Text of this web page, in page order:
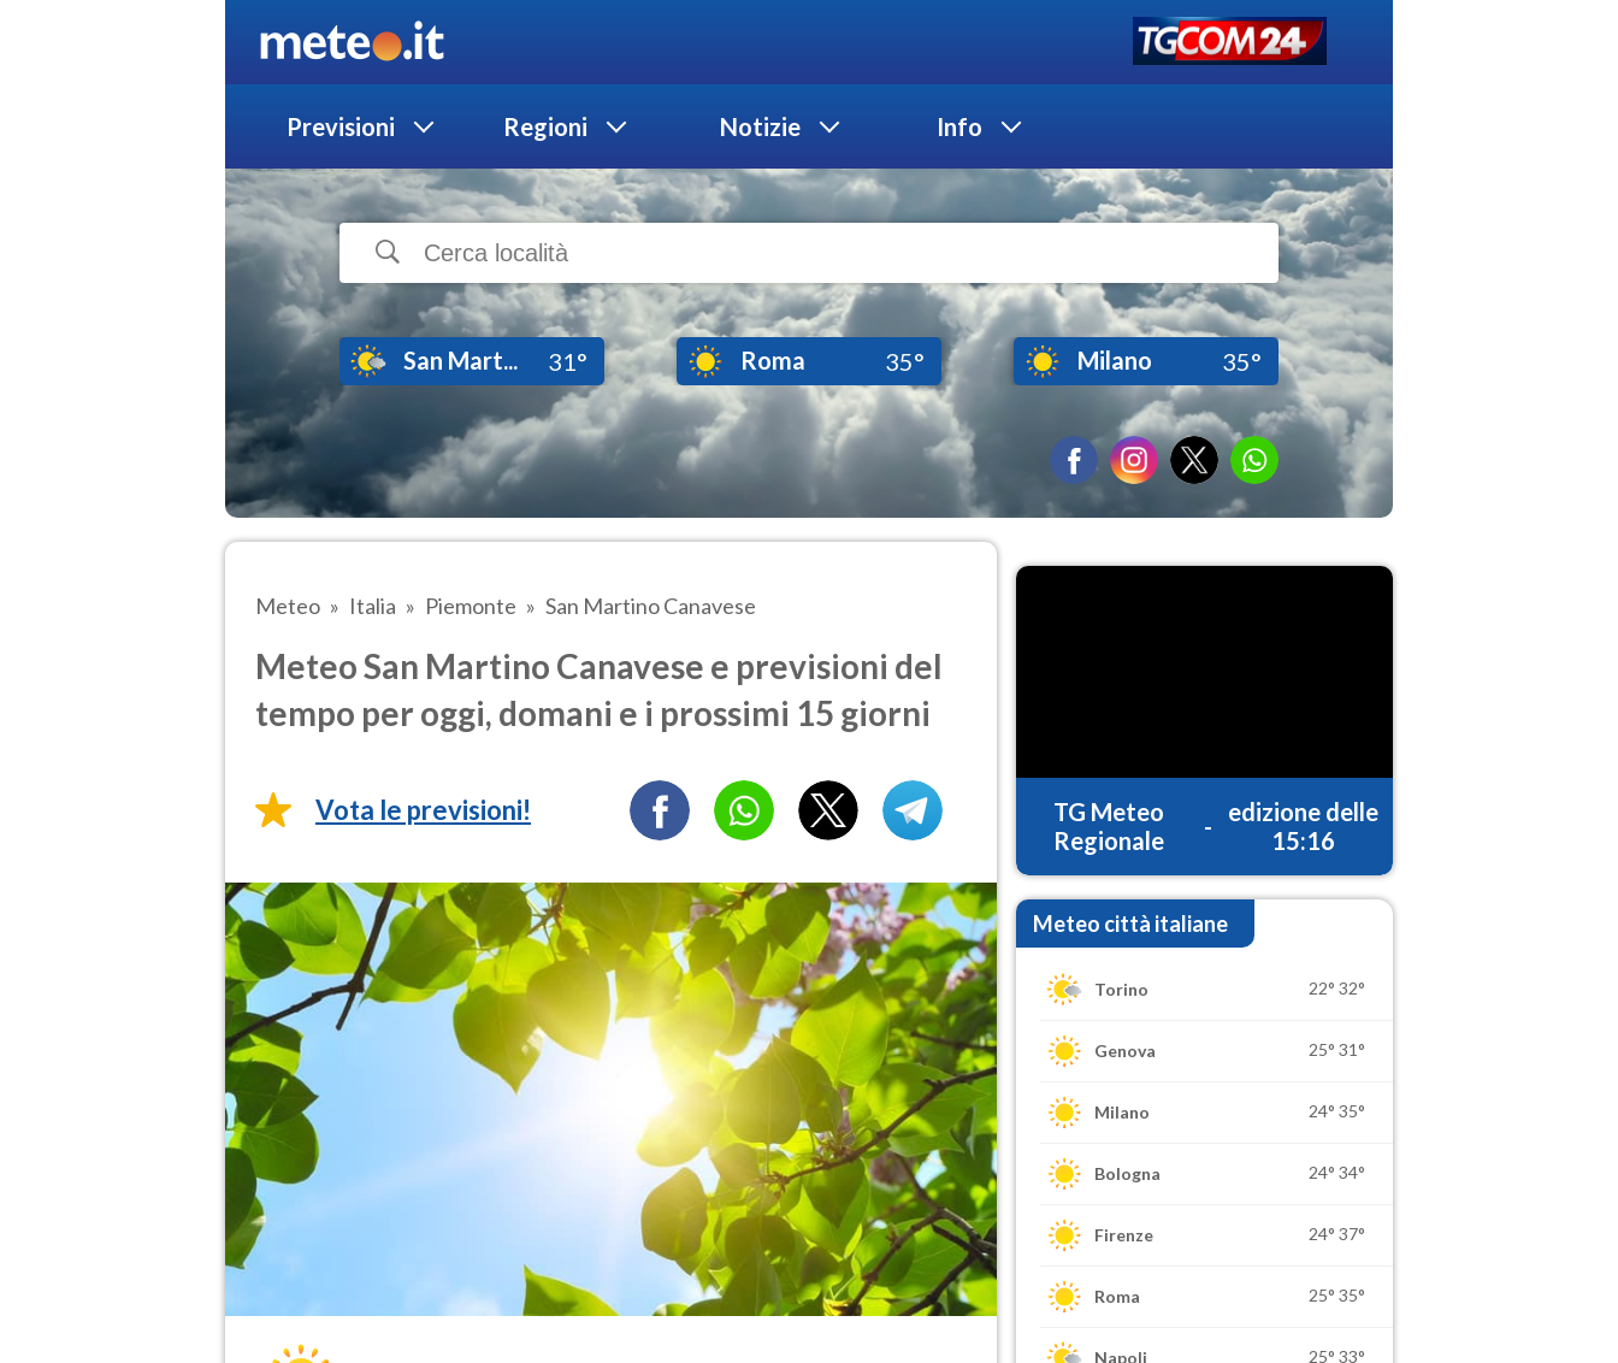
Previsioni Regioni Notizie Info
San Mart... 31° Roma 35° Milano 35°
Meteo Italia Piemonte San Martino Canavese
Meteo San Martino Canavese e previsioni del
tempo per oggi, domani e i prossimi 15 giorni
Vota le previsioni!
TG Meteo
Regionale
-
edizione delle
15:16
Meteo città italiane
Torino 22° 32°
Genova 25° 31°
Milano 24° 35°
Bologna 24° 34°
Firenze 24° 37°
Roma 25° 35°
Napoli 25° 33°